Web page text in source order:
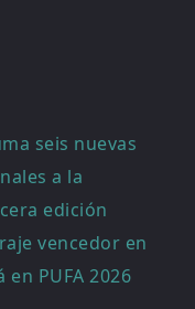
seis nuevas
a la
edición
vencedor en
en PUFA 2026